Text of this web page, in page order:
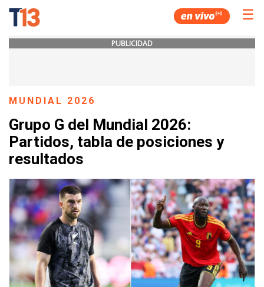
☰
PUBLICIDAD
MUNDIAL 2026
Grupo G del Mundial 2026:
Partidos, tabla de posiciones y
resultados